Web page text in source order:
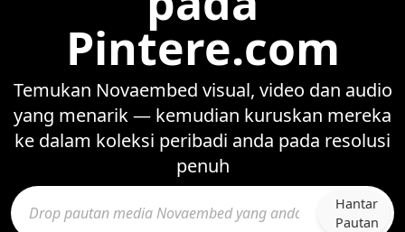
Pintere.com
Temukan Novaembed visual, video dan audio
yang menarik — kemudian kuruskan mereka
ke dalam koleksi peribadi anda pada resolusi
penuh
Hantar
Pautan